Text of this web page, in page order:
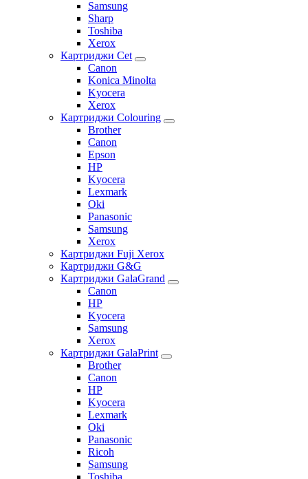
Samsung
Sharp
Toshiba
Xerox
Картриджи Cet
Canon
Konica Minolta
Kyocera
Xerox
Картриджи Colouring
Brother
Canon
Epson
HP
Kyocera
Lexmark
Oki
Panasonic
Samsung
Xerox
Картриджи Fuji Xerox
Картриджи G&G
Картриджи GalaGrand
Canon
HP
Kyocera
Samsung
Xerox
Картриджи GalaPrint
Brother
Canon
HP
Kyocera
Lexmark
Oki
Panasonic
Ricoh
Samsung
Toshiba